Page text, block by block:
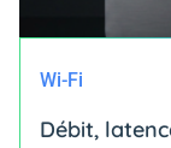
Wi-Fi
Débit,